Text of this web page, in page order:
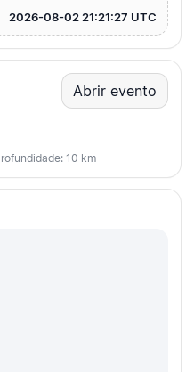
2026-08-02 21:21:27 UTC
Abrir evento
10 km